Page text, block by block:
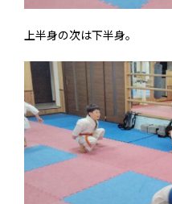
上半身の次は下半身。